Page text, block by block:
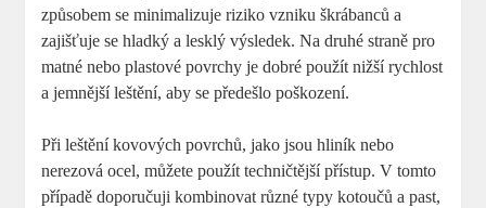
způsobem se minimalizuje riziko vzniku škrábanců a
zajišťuje se hladký a lesklý výsledek. Na druhé straně pro
matné nebo plastové povrchy je dobré použít nižší rychlost
a jemnější leštění, aby se předešlo poškození.
Při leštění kovových povrchů, jako jsou hliník nebo
nerezová ocel, můžete použít techničtější přístup. V tomto
případě doporučuji kombinovat různé typy kotoučů a past,